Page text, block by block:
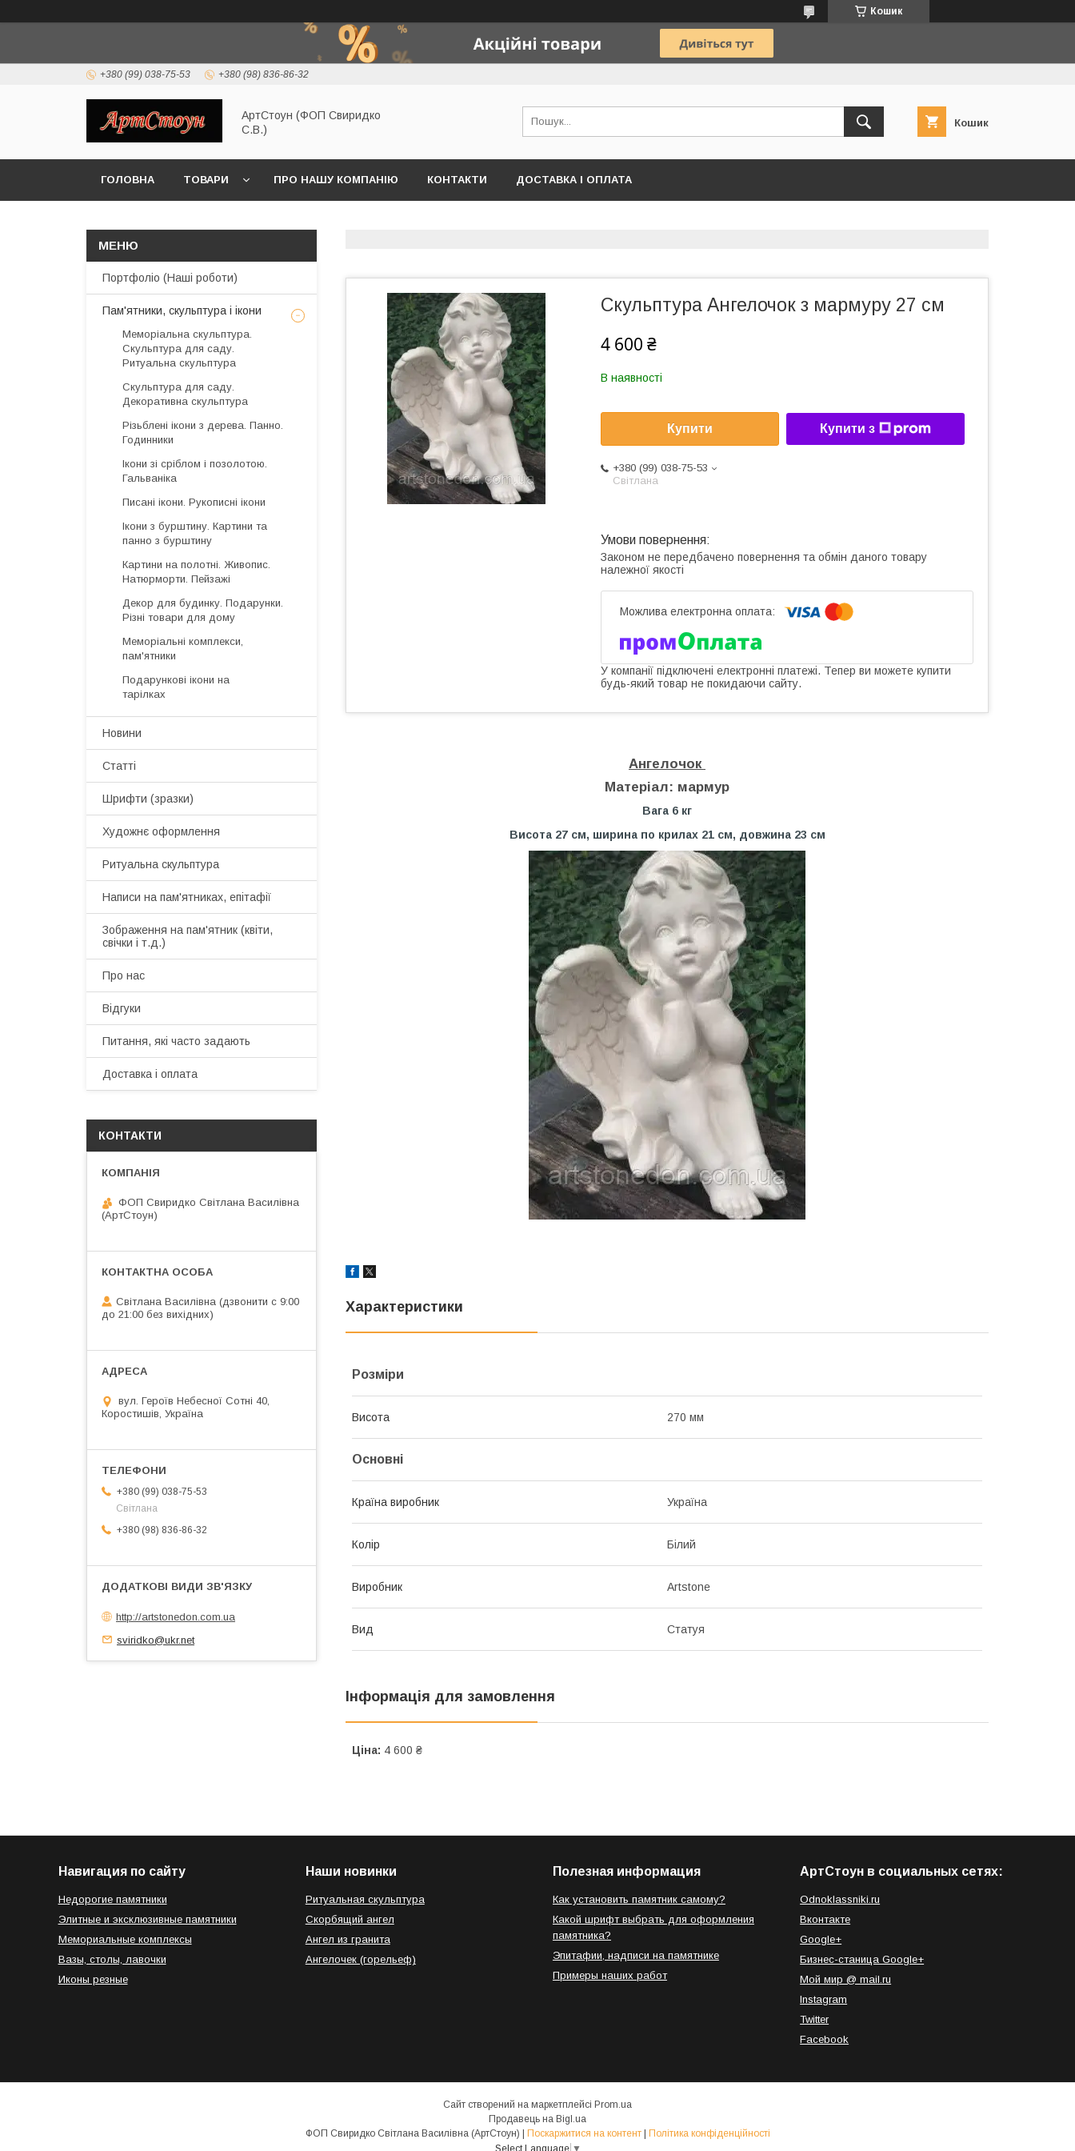
Кошик
+380 (99) 038-75-53 +380 (98) 836-86-32
АртСтоун (ФОП Свиридко
С.В.)
Кошик
ГОЛОВНА ТОВАРИ ПРО НАШУ КОМПАНІЮ КОНТАКТИ ДОСТАВКА І ОПЛАТА
Скульптура Ангелочок з мармуру 27 см
4 600 ₴
В наявності
Купити Купити з
+380 (99) 038-75-53
Світлана
Законом не передбачено повернення та обмін даного товару
належної якості
У компанії підключені електронні платежі. Тепер ви можете купити
будь-який товар не покидаючи сайту.
Ангелочок
Матеріал: мармур
Вага 6 кг
Висота 27 см, ширина по крилах 21 см, довжина 23 см
Характеристики
Розміри
Висота 270 мм
Основні
Країна виробник Україна
Колір Білий
Виробник Artstone
Вид Статуя
Інформація для замовлення
Ціна: 4 600 ₴
Портфоліо (Наші роботи)
Пам'ятники, скульптура і ікони
Меморіальна скульптура.
Скульптура для саду.
Ритуальна скульптура
Скульптура для саду.
Декоративна скульптура
Різьблені ікони з дерева. Панно.
Годинники
Ікони зі сріблом і позолотою.
Гальваніка
Писані ікони. Рукописні ікони
Ікони з бурштину. Картини та
панно з бурштину
Картини на полотні. Живопис.
Натюрморти. Пейзажі
Декор для будинку. Подарунки.
Різні товари для дому
Меморіальні комплекси,
пам'ятники
Подарункові ікони на
тарілках
Новини
Статті
Шрифти (зразки)
Художнє оформлення
Ритуальна скульптура
Написи на пам'ятниках, епітафії
Зображення на пам'ятник (квіти,
свічки і т.д.)
Про нас
Відгуки
Питання, які часто задають
Доставка і оплата
КОНТАКТИ
ФОП Свиридко Світлана Василівна
(АртСтоун)
Світлана Василівна (дзвонити с 9:00
до 21:00 без вихідних)
вул. Героїв Небесної Сотні 40,
Коростишів, Україна
+380 (99) 038-75-53
Світлана
+380 (98) 836-86-32
http://artstonedon.com.ua
sviridko@ukr.net
Навигация по сайту
Недорогие памятники
Элитные и эксклюзивные памятники
Мемориальные комплексы
Вазы, столы, лавочки
Иконы резные
Наши новинки
Ритуальная скульптура
Скорбящий ангел
Ангел из гранита
Ангелочек (горельеф)
Полезная информация
Как установить памятник самому?
Какой шрифт выбрать для оформления
памятника?
Эпитафии, надписи на памятнике
Примеры наших работ
АртСтоун в социальных сетях:
Odnoklassniki.ru
Вконтакте
Google+
Бизнес-станица Google+
Мой мир @ mail.ru
Instagram
Twitter
Facebook
Сайт створений на маркетплейсі Prom.ua
Продавець на Bigl.ua
Поскаржитися на контент
Політика конфіденційності